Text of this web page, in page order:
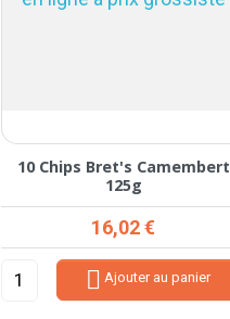
10 Chips Bret's Camembert
125g
Prix
16,02 €
 Ajouter au panier